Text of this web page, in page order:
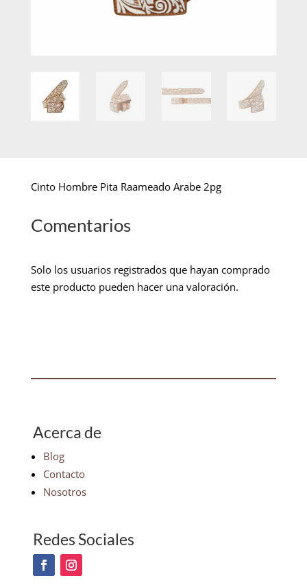
Cinto Hombre Pita Raameado Arabe 2pg
Comentarios
Solo los usuarios registrados que hayan comprado
este producto pueden hacer una valoración.
Acerca de
Blog
Contacto
Nosotros
Redes Sociales